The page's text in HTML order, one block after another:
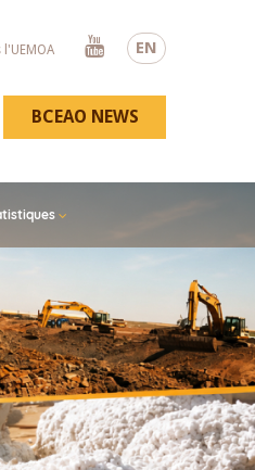
EN
l'UEMOA
Youtube
BCEAO NEWS